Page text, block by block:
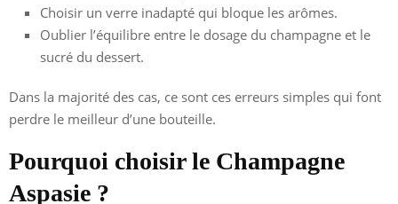
Choisir un verre inadapté qui bloque les arômes.
Oublier l’équilibre entre le dosage du champagne et le
sucré du dessert.
Dans la majorité des cas, ce sont ces erreurs simples qui font
perdre le meilleur d’une bouteille.
Pourquoi choisir le Champagne
Aspasie ?